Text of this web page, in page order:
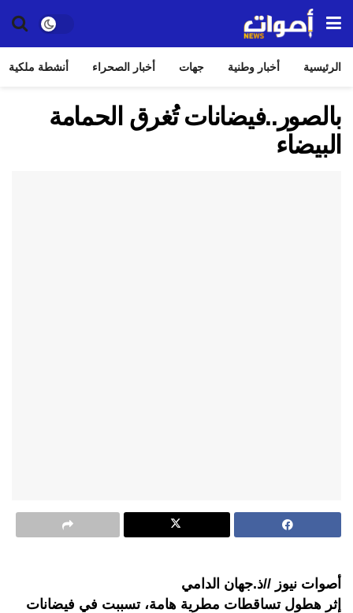
الرئيسية أخبار وطنية جهات أخبار الصحراء أنشطة ملكية
بالصور..فيضانات تُغرق الحمامة
البيضاء
أصوات نيوز //ذ.جهان الدامي
إثر هطول تساقطات مطرية هامة، تسببت في فيضانات